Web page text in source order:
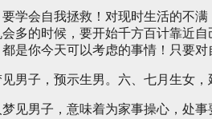
要学会自我拯救！对现时生活的不
多的时候，要开始千方百计靠近
是你今天可以考虑的事情！只要
男子，预示生男。六、七月生女，
见男子，意味着为家事操心，处事